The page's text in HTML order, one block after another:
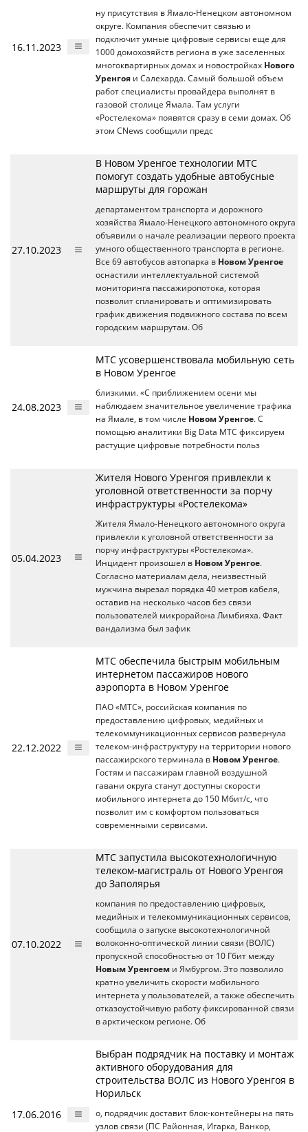
16.11.2023
ну присутствия в Ямало-Ненецком автономном
округе. Компания обеспечит связью и
подключит умные цифровые сервисы еще для
1000 домохозяйств региона в уже заселенных
многоквартирных домах и новостройках Нового
Уренгоя и Салехарда. Самый большой объем
работ специалисты провайдера выполнят в
газовой столице Ямала. Там услуги
«Ростелекома» появятся сразу в семи домах. Об
этом CNews сообщили предс
27.10.2023
В Новом Уренгое технологии МТС
помогут создать удобные автобусные
маршруты для горожан
департаментом транспорта и дорожного
хозяйства Ямало-Ненецкого автономного округа
объявили о начале реализации первого проекта
умного общественного транспорта в регионе.
Все 69 автобусов автопарка в Новом Уренгое
оснастили интеллектуальной системой
мониторинга пассажиропотока, которая
позволит спланировать и оптимизировать
график движения подвижного состава по всем
городским маршрутам. Об
24.08.2023
МТС усовершенствовала мобильную сеть
в Новом Уренгое
близкими. «С приближением осени мы
наблюдаем значительное увеличение трафика
на Ямале, в том числе Новом Уренгое. С
помощью аналитики Big Data МТС фиксируем
растущие цифровые потребности польз
05.04.2023
Жителя Нового Уренгоя привлекли к
уголовной ответственности за порчу
инфраструктуры «Ростелекома»
Жителя Ямало-Ненецкого автономного округа
привлекли к уголовной ответственности за
порчу инфраструктуры «Ростелекома».
Инцидент произошел в Новом Уренгое.
Согласно материалам дела, неизвестный
мужчина вырезал порядка 40 метров кабеля,
оставив на несколько часов без связи
пользователей микрорайона Лимбияха. Факт
вандализма был зафик
22.12.2022
МТС обеспечила быстрым мобильным
интернетом пассажиров нового
аэропорта в Новом Уренгое
ПАО «МТС», российская компания по
предоставлению цифровых, медийных и
телекоммуникационных сервисов развернула
телеком-инфраструктуру на территории нового
пассажирского терминала в Новом Уренгое.
Гостям и пассажирам главной воздушной
гавани округа станут доступны скорости
мобильного интернета до 150 Мбит/с, что
позволит им с комфортом пользоваться
современными сервисами.
07.10.2022
МТС запустила высокотехнологичную
телеком-магистраль от Нового Уренгоя
до Заполярья
компания по предоставлению цифровых,
медийных и телекоммуникационных сервисов,
сообщила о запуске высокотехнологичной
волоконно-оптической линии связи (ВОЛС)
пропускной способностью от 10 Гбит между
Новым Уренгоем и Ямбургом. Это позволило
кратно увеличить скорости мобильного
интернета у пользователей, а также обеспечить
отказоустойчивую работу фиксированной связи
в арктическом регионе. Об
17.06.2016
Выбран подрядчик на поставку и монтаж
активного оборудования для
строительства ВОЛС из Нового Уренгоя в
Норильск
о, подрядчик доставит блок-контейнеры на пять
узлов связи (ПС Районная, Игарка, Ванкор,